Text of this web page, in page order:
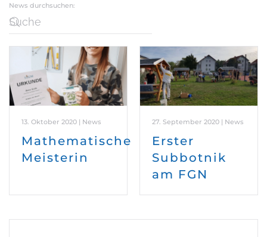
News durchsuchen:
13. Oktober 2020 | News
Mathematische
Meisterin
27. September 2020 | News
Erster
Subbotnik
am FGN